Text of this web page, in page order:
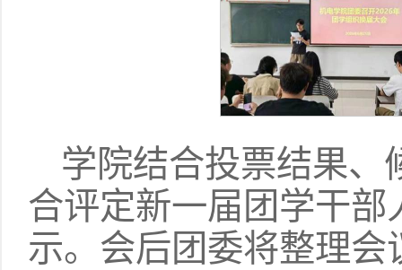
学院结合投票结果、
合评定新一届团学干
示。会后团委将整理